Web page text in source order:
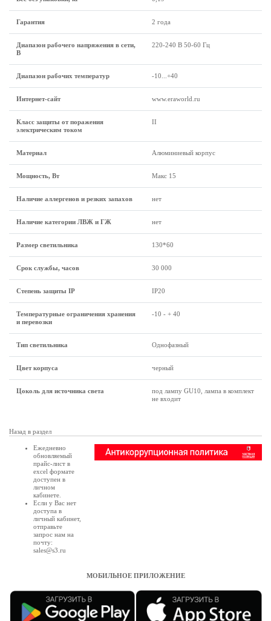
Гарантия 2 года
Диапазон рабочего напряжения в сети,
В
220-240 В 50-60 Гц
Диапазон рабочих температур -10...+40
Интернет-сайт www.eraworld.ru
Класс защиты от поражения
электрическим током
II
Материал Алюминиевый корпус
Мощность, Вт Макс 15
Наличие аллергенов и резких запахов нет
Наличие категории ЛВЖ и ГЖ нет
Размер светильника 130*60
Срок службы, часов 30 000
Степень защиты IP IP20
Температурные ограничения хранения
и перевозки
-10 - + 40
Тип светильника Однофазный
Цвет корпуса черный
Цоколь для источника света
под лампу GU10, лампа в комплект
не входит
Назад в раздел
Ежедневно
обновляемый
прайс-лист в
excel формате
доступен в
личном
кабинете
Если у Вас нет
доступа в
личный кабинет,
отправьте
запрос нам на
почту:
sales@s3.ru
МОБИЛЬНОЕ ПРИЛОЖЕНИЕ